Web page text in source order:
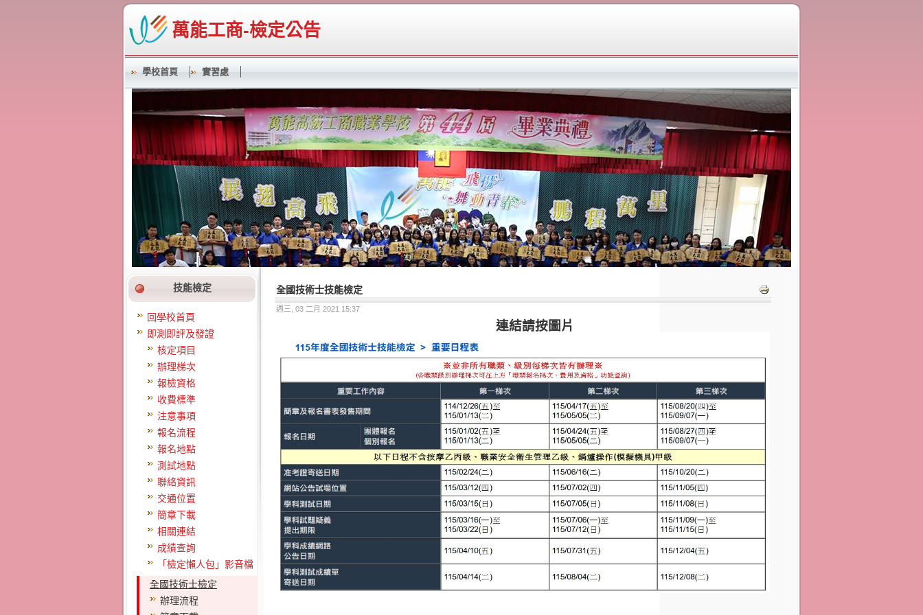
萬能工商-檢定公告
學校首頁 實習處
技能檢定
回學校首頁
即測即評及發證
核定項目
辦理梯次
報檢資格
收費標準
注意事項
報名流程
報名地點
測試地點
聯絡資訊
交通位置
簡章下載
相關連結
成績查詢
「檢定懶人包」影音檔
全國技術士檢定
辦理流程
全國技術士技能檢定
週三, 03 二月 2021 15:37
連結請按圖片